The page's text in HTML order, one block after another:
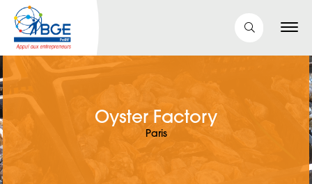
Oyster Factory
Paris